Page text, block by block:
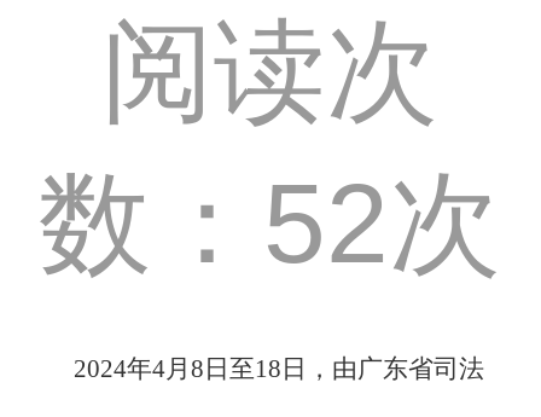
阅读次
数：52次
2024年4月 8 日至18 日，由广东省司法